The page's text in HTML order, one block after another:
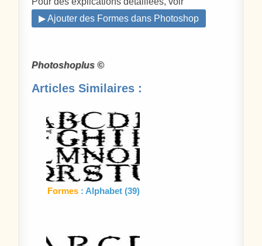
▶ Ajouter des Formes dans Photoshop
Photoshoplus ©
Articles Similaires :
Formes : Alphabet (39)